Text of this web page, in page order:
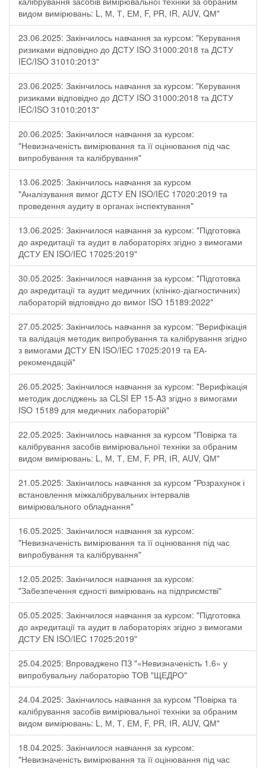
видом вимірювань: L, М, Т, ЕМ, F, РR, ІR, АUV, QМ"
23.06.2025: Закінчилось навчання за курсом: "Керування
ризиками відповідно до ДСТУ ISO 31000:2018 та ДСТУ
IEC/ISO 31010:2013"
23.06.2025: Закінчилось навчання за курсом: "Керування
ризиками відповідно до ДСТУ ISO 31000:2018 та ДСТУ
IEC/ISO 31010:2013"
20.06.2025: Закінчилося навчання за курсом:
"Невизначеність вимірювання та її оцінювання під час
випробування та калібрування"
13.06.2025: Закінчилось навчання за курсом
"Аналізування вимог ДСТУ EN ISO/IEC 17020:2019 та
проведення аудиту в органах інспектування"
13.06.2025: Закінчилося навчання за курсом: "Підготовка
до акредитації та аудит в лабораторіях згідно з вимогами
ДСТУ EN ISO/IEC 17025:2019"
30.05.2025: Закінчилося навчання за курсом: "Підготовка
до акредитації та аудит медичних (клініко-діагностичних)
лабораторій відповідно до вимог ISO 15189:2022"
27.05.2025: Закінчилось навчання за курсом: "Верифікація
та валідація методик випробування та калібрування згідно
з вимогами ДСТУ EN ISO/IEC 17025:2019 та ЕА-
рекомендацій"
26.05.2025: Закінчилося навчання за курсом: "Верифікація
методик досліджень за CLSI EP 15-A3 згідно з вимогами
ISO 15189 для медичних лабораторій"
22.05.2025: Закінчилось навчання за курсом "Повірка та
калібрування засобів вимірювальної техніки за обраним
видом вимірювань: L, М, Т, ЕМ, F, РR, ІR, АUV, QМ"
21.05.2025: Закінчилось навчання за курсом "Розрахунок і
встановлення міжкалібрувальних інтервалів
вимірювального обладнання"
16.05.2025: Закінчилося навчання за курсом:
"Невизначеність вимірювання та її оцінювання під час
випробування та калібрування"
12.05.2025: Закінчилося навчання за курсом:
"Забезпечення єдності вимірювань на підприємстві"
05.05.2025: Закінчилося навчання за курсом: "Підготовка
до акредитації та аудит в лабораторіях згідно з вимогами
ДСТУ EN ISO/IEC 17025:2019"
25.04.2025: Впроваджено ПЗ "«Невизначеність 1.6» у
випробувальну лабораторію ТОВ "ЩЕДРО"
24.04.2025: Закінчилось навчання за курсом "Повірка та
калібрування засобів вимірювальної техніки за обраним
видом вимірювань: L, М, Т, ЕМ, F, РR, ІR, АUV, QМ"
18.04.2025: Закінчилося навчання за курсом:
"Невизначеність вимірювання та її оцінювання під час